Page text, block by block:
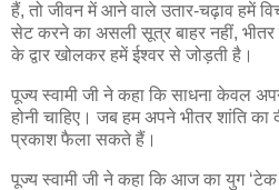
हैं, तो जीवन में आने वाले उतार-चढ़ाव हमें
सेट करने का असली सूत्र बाहर नहीं, भीतर
के द्वार खोलकर हमें ईश्वर से जोड़ती है।
पूज्य स्वामी जी ने कहा कि साधना केवल
होनी चाहिए। जब हम अपने भीतर शांति का
प्रकाश फैला सकते हैं।
पूज्य स्वामी जी ने कहा कि आज का युग